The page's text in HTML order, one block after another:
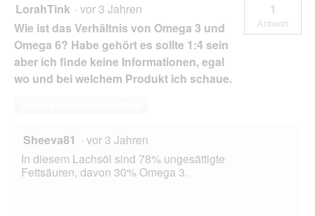
LorahTink · vor 3 Jahren
Wie ist das Verhältnis von Omega 3 und
Omega 6? Habe gehört es sollte 1:4 sein
aber ich finde keine Informationen, egal
wo und bei welchem Produkt ich schaue.
1
Antwort
Sheeva81 · vor 3 Jahren
In diesem Lachsöl sind 78% ungesättigte
Fettsäuren, davon 30% Omega 3.